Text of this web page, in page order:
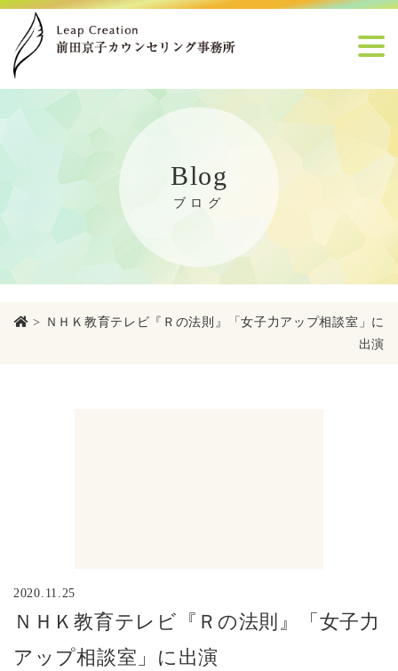
Blog
ブログ
>
ＮＨＫ教育テレビ『Ｒの法則』「女子力アップ相談室」に
出演
2020.11.25
ＮＨＫ教育テレビ『Ｒの法則』「女子力
アップ相談室」に出演